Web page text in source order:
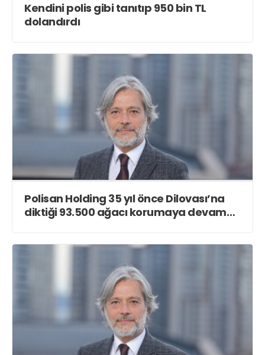
Kendini polis gibi tanıtıp 950 bin TL
dolandırdı
Polisan Holding 35 yıl önce Dilovası’na
diktiği 93.500 ağacı korumaya devam